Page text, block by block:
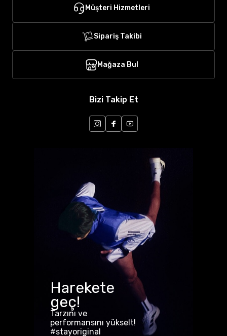
Müşteri Hizmetleri
Sipariş Takibi
Mağaza Bul
Bizi Takip Et
Harekete
geç!
Tarzını ve
performansını yükselt!
#stayoriginal